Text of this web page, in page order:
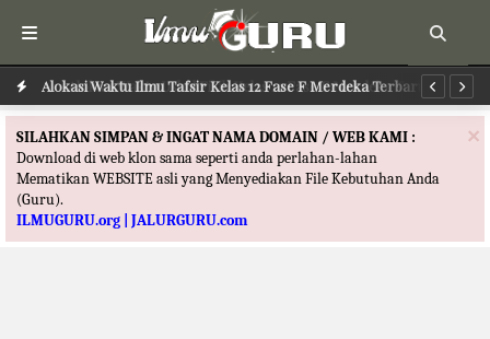
Alokasi Waktu Ilmu Tafsir Kelas 12 Fase F Merdeka Terbaru
×
SILAHKAN SIMPAN & INGAT NAMA DOMAIN / WEB KAMI :
Download di web klon sama seperti anda perlahan-lahan
Mematikan WEBSITE asli yang Menyediakan File Kebutuhan Anda
(Guru).
ILMUGURU.org | JALURGURU.com